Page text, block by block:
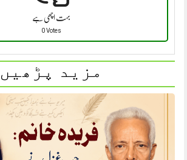
بہت اچھی ہے
0 Votes
مزید پڑھیں